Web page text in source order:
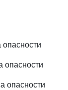
опасности
опасности
опасности